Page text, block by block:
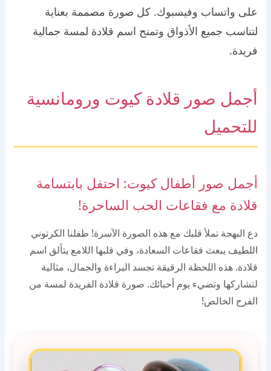
على واتساب وفيسبوك. كل صورة مصممة بعناية
لتناسب جميع الأذواق وتمنح اسم قلادة لمسة جمالية
فريدة.
أجمل صور قلادة كيوت ورومانسية
للتحميل
أجمل صور أطفال كيوت: احتفل بابتسامة
قلادة مع فقاعات الحب الساحرة!
دع البهجة تملأ قلبك مع هذه الصورة الآسرة! طفلنا الكرتوني
اللطيف يبعث فقاعات السعادة، وفي قلبها اللامع يتألق اسم
قلادة. هذه اللحظة الرقيقة تجسد البراءة والجمال، مثالية
لتشاركها وتضيء يوم أحبائك. صورة قلادة الفريدة لمسة من
الفرح الخالص!